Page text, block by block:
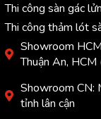
Thi công sàn gác
Thi công thảm lót
Showroom
Thuận An,
Showroom
tỉnh lân cận